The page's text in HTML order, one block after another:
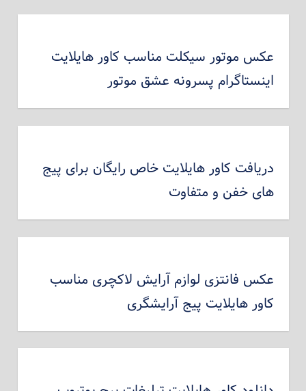
عکس موتور سیکلت مناسب کاور هایلایت
اینستاگرام پسرونه عشق موتور
دریافت کاور هایلایت خاص رایگان برای پیج
های خفن و متفاوت
عکس فانتزی لوازم آرایش لاکچری مناسب
کاور هایلایت پیج آرایشگری